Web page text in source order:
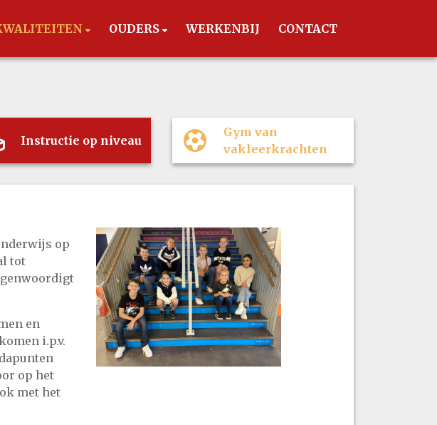
OUDERS WERKENBIJ CONTACT
Instructie op niveau
Gym van
vakleerkrachten
op
tot
en
i.p.v.
op het
met het